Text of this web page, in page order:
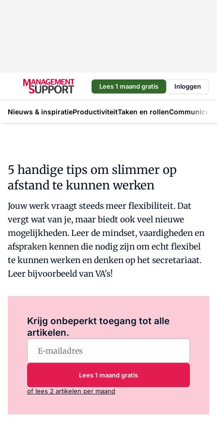
Lees 1 maand gratis Inloggen
Nieuws & inspiratieProductiviteitTaken en rollen
5 handige tips om slimmer op
afstand te kunnen werken
Jouw werk vraagt steeds meer flexibiliteit. Dat
vergt wat van je, maar biedt ook veel nieuwe
mogelijkheden. Leer de mindset, vaardigheden en
afspraken kennen die nodig zijn om echt flexibel
te kunnen werken en denken op het secretariaat.
Leer bijvoorbeeld van VA's!
Krijg onbeperkt toegang tot alle
artikelen.
Lees 1 maand gratis
of lees 2 artikelen per maand